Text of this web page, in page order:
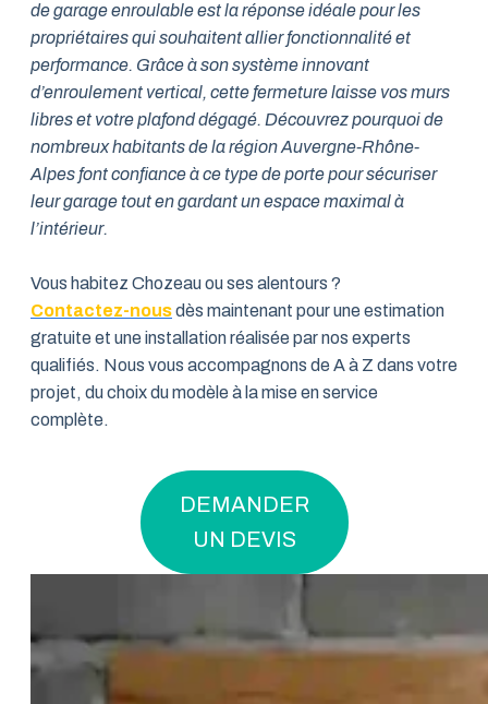
de garage enroulable est la réponse idéale pour les
propriétaires qui souhaitent allier fonctionnalité et
performance. Grâce à son système innovant
d’enroulement vertical, cette fermeture laisse vos murs
libres et votre plafond dégagé. Découvrez pourquoi de
nombreux habitants de la région Auvergne-Rhône-
Alpes font confiance à ce type de porte pour sécuriser
leur garage tout en gardant un espace maximal à
l’intérieur.
Vous habitez Chozeau ou ses alentours ?
Contactez-nousdès maintenant pour une estimation
gratuite et une installation réalisée par nos experts
qualifiés. Nous vous accompagnons de A à Z dans votre
projet, du choix du modèle à la mise en service
complète.
DEMANDER
UN DEVIS